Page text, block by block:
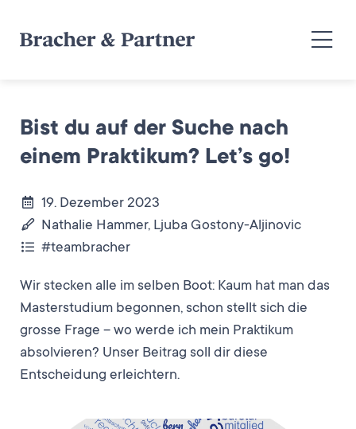
Bist du auf der Suche nach
einem Praktikum? Let’s go!
19. Dezember 2023
Nathalie Hammer, Ljuba Gostony-Aljinovic
#teambracher
Wir stecken alle im selben Boot: Kaum hat man das
Masterstudium begonnen, schon stellt sich die
grosse Frage – wo werde ich mein Praktikum
absolvieren? Unser Beitrag soll dir diese
Entscheidung erleichtern.